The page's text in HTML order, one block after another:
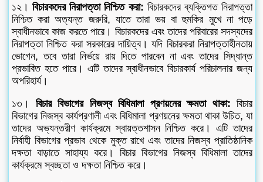
১২।বিচারকদের নিরাপত্তা নিশ্চিত করা: বিচারকদের ব্যক্তিগত নিরাপত্তা
নিশ্চিত করা অত্যন্ত জরুরি, যাতে তারা ভয় বা হুমকির মুখে না পড়ে
স্বাধীনভাবে কাজ করতে পারে। বিচারকদের এবং তাদের পরিবারের সদস্যদের
নিরাপত্তা নিশ্চিত করা সরকারের দায়িত্ব। যদি বিচারকরা নিরাপত্তাহীনতায়
ভোগেন, তবে তারা নির্ভয়ে রায় দিতে পারবেন না এবং তাদের সিদ্ধান্ত
প্রভাবিত হতে পারে। এটি তাদের স্বাধীনভাবে বিচারকার্য পরিচালনার জন্য
অপরিহার্য।
১৩। বিচার বিভাগের নিজস্ব বিধিমালা প্রণয়নের ক্ষমতা থাকা: বিচার
বিভাগের নিজস্ব কার্যপ্রণালী এবং বিধিমালা প্রণয়নের ক্ষমতা থাকা উচিত, যা
তাদের অভ্যন্তরীণ কার্যক্রমে স্বায়ত্তশাসন নিশ্চিত করে। এটি তাদের
নির্বাহী বিভাগের প্রভাব থেকে মুক্ত রাখে এবং তাদের নিজস্ব প্রাতিষ্ঠানিক
দক্ষতা বাড়াতে সাহায্য করে। বিচার বিভাগের নিজস্ব বিধিমালা তাদের
কার্যক্রমে স্বচ্ছতা ও দক্ষতা নিশ্চিত করে।